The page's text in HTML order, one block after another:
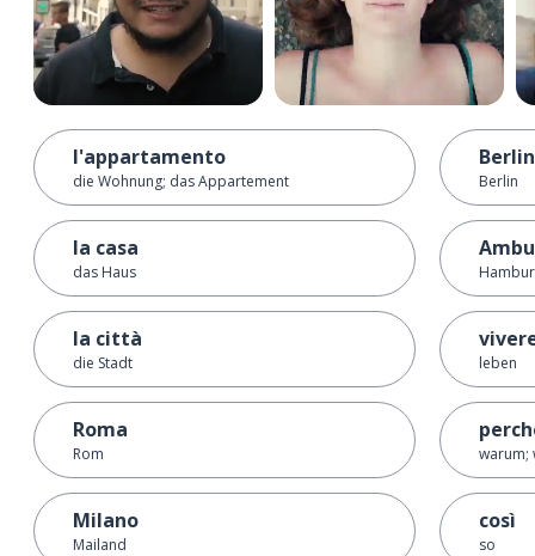
l'appartamento
die Wohnung; das Appartement
la casa
das Haus
la città
die Stadt
Roma
Rom
Milano
Mailand
Berlin
leben
warum;
così
so